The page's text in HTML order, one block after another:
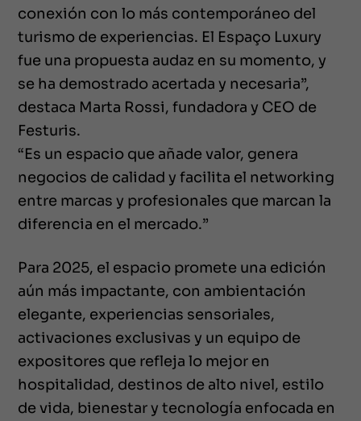
conexión con lo más contemporáneo del
turismo de experiencias. El Espaço Luxury
fue una propuesta audaz en su momento, y
se ha demostrado acertada y necesaria”,
destaca Marta Rossi, fundadora y CEO de
Festuris.
“Es un espacio que añade valor, genera
negocios de calidad y facilita el networking
entre marcas y profesionales que marcan la
diferencia en el mercado.”
Para 2025, el espacio promete una edición
aún más impactante, con ambientación
elegante, experiencias sensoriales,
activaciones exclusivas y un equipo de
expositores que refleja lo mejor en
hospitalidad, destinos de alto nivel, estilo
de vida, bienestar y tecnología enfocada en